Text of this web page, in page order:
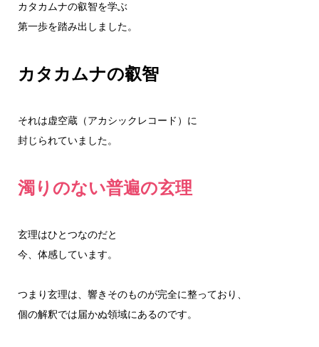
カタカムナの叡智を学ぶ
第一歩を踏み出しました。
カタカムナの叡智
それは虚空蔵（アカシックレコード）に
封じられていました。
濁りのない普遍の玄理
玄理はひとつなのだと
今、体感しています。
つまり玄理は、響きそのものが完全に整っており、
個の解釈では届かぬ領域にあるのです。